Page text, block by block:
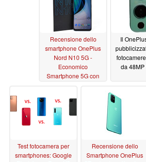
12/14/2020
Recensione dello
smartphone OnePlus
Nord N10 5G -
Economico
Smartphone 5G con
12/08/2020
Il
da 48MP
Test fotocamera per
smartphones: Google
Recensione dello
Smartphone OnePlus